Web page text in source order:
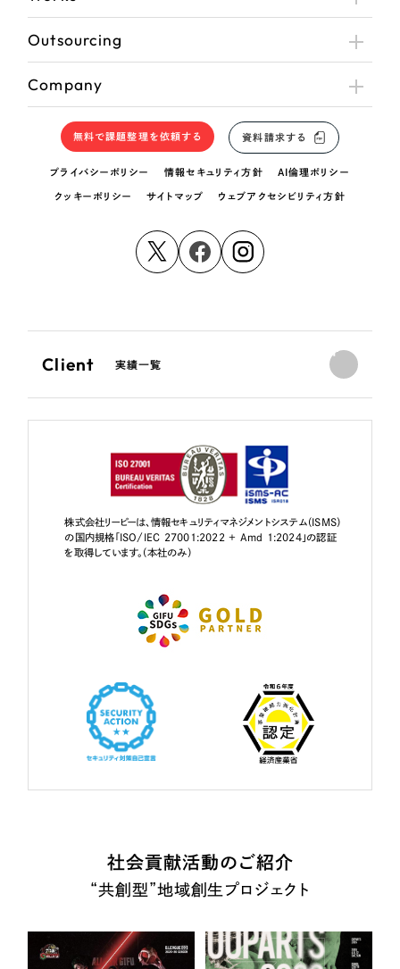
Outsourcing
Company
無料で課題整理を依頼する 資料請求する
プライバシーポリシー 情報セキュリティ方針 AI倫理ポリシー
クッキーポリシー サイトマップ ウェブアクセシビリティ方針
Client 実績一覧
株式会社リーピーは、情報セキュリティマネジメントシステム（ISMS）
の国内規格「ISO/IEC 27001:2022 + Amd 1:2024」の認証
を取得しています。（本社のみ）
社会貢献活動のご紹介
“共創型”地域創生プロジェクト